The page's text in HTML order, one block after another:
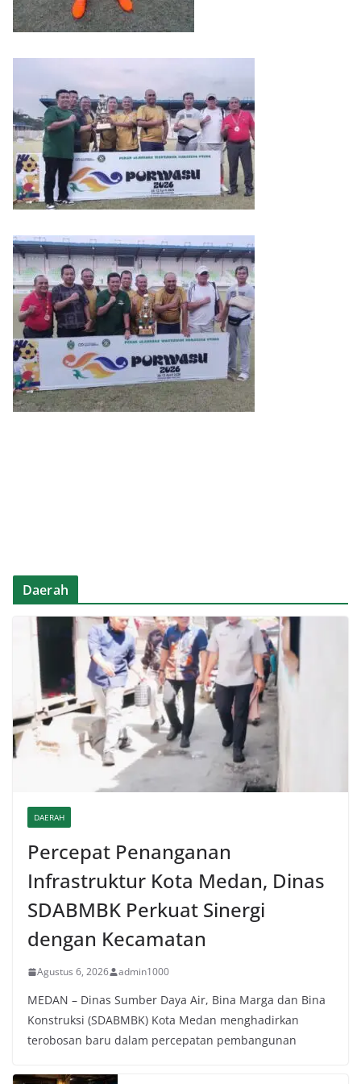
Daerah
DAERAH
Percepat Penanganan
Infrastruktur Kota Medan, Dinas
SDABMBK Perkuat Sinergi
dengan Kecamatan
Agustus 6, 2026 admin1000
MEDAN – Dinas Sumber Daya Air, Bina Marga dan Bina
Konstruksi (SDABMBK) Kota Medan menghadirkan
terobosan baru dalam percepatan pembangunan